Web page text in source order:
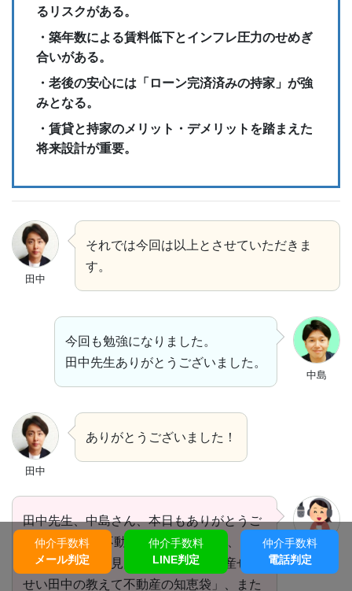
るリスクがある。
・築年数による賃料低下とインフレ圧力のせめぎ
合いがある。
・老後の安心には「ローン完済済みの持家」が強
みとなる。
・賃貸と持家のメリット・デメリットを踏まえた
将来設計が重要。
田中
それでは今回は以上とさせていただきま
す。
中島
今回も勉強になりました。
田中先生ありがとうございました。
田中
ありがとうございました！
フジコ
田中先生、中島さん、本日もありがとうご
ざいました。 不動産の今がわかれば、ちょ
っと先の未来も見えてくる。「不動産せん
せい田中の教えて不動産の知恵袋」、また
仲介手数料
メール判定
仲介手数料
LINE判定
仲介手数料
電話判定